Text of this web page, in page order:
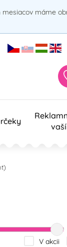
máme
V akcii